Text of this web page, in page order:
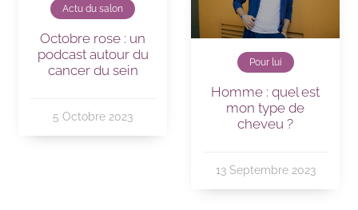
Actu du salon
Octobre rose : un
podcast autour du
cancer du sein
5 Octobre 2023
Pour lui
Homme : quel est
mon type de
cheveu ?
13 Septembre 2023